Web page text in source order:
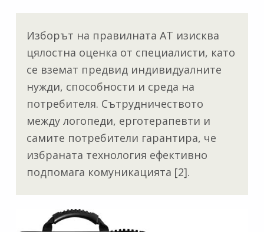
Изборът на правилната АТ изисква
цялостна оценка от специалисти, като
се вземат предвид индивидуалните
нужди, способности и среда на
потребителя. Сътрудничеството
между логопеди, ерготерапевти и
самите потребители гарантира, че
избраната технология ефективно
подпомага комуникацията [2].